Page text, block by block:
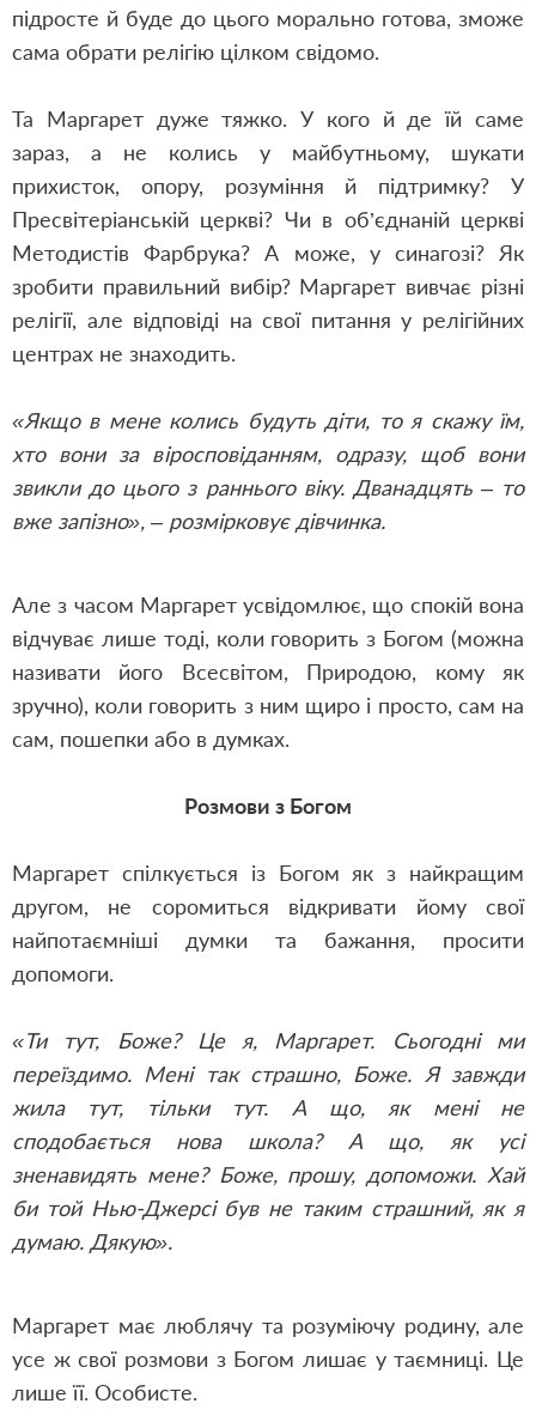
підросте й буде до цього морально готова, зможе
сама обрати релігію цілком свідомо.
Та Маргарет дуже тяжко. У кого й де їй саме
зараз, а не колись у майбутньому, шукати
прихисток, опору, розуміння й підтримку? У
Пресвітеріанській церкві? Чи в об’єднаній церкві
Методистів Фарбрука? А може, у синагозі? Як
зробити правильний вибір? Маргарет вивчає різні
релігії, але відповіді на свої питання у релігійних
центрах не знаходить.
«Якщо в мене колись будуть діти, то я скажу їм,
хто вони за віросповіданням, одразу, щоб вони
звикли до цього з раннього віку. Дванадцять – то
вже запізно», – розмірковує дівчинка.
Але з часом Маргарет усвідомлює, що спокій вона
відчуває лише тоді, коли говорить з Богом (можна
називати його Всесвітом, Природою, кому як
зручно), коли говорить з ним щиро і просто, сам на
сам, пошепки або в думках.
Розмови з Богом
Маргарет спілкується із Богом як з найкращим
другом, не соромиться відкривати йому свої
найпотаємніші думки та бажання, просити
допомоги.
«Ти тут, Боже? Це я, Маргарет. Сьогодні ми
переїздимо. Мені так страшно, Боже. Я завжди
жила тут, тільки тут. А що, як мені не
сподобається нова школа? А що, як усі
зненавидять мене? Боже, прошу, допоможи. Хай
би той Нью-Джерсі був не таким страшний, як я
думаю. Дякую».
Маргарет має люблячу та розуміючу родину, але
усе ж свої розмови з Богом лишає у таємниці. Це
лише її. Особисте.